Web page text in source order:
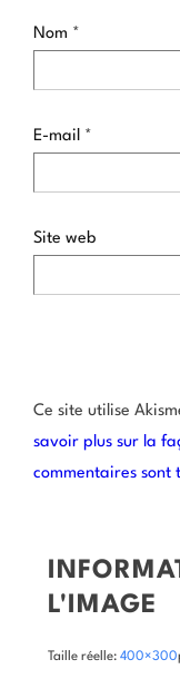
Nom *
E-mail *
Site web
Ce site utilise
savoir plus sur la
commentaires sont
L'IMAGE
Taille réelle: 400×300